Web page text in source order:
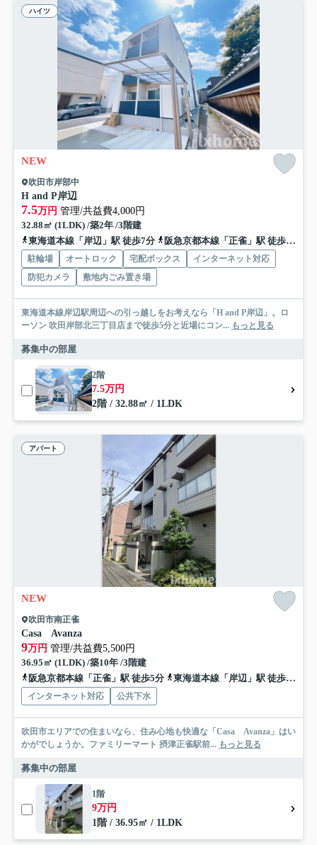
ハイツ
NEW
吹田市岸部中
H and P岸辺
7.5万円 管理/共益費4,000円
32.88㎡ (1LDK) /築2年 /3階建
東海道本線「岸辺」駅 徒歩7分
阪急京都本線「正雀」駅 徒歩17分
駐輪場 オートロック 宅配ボックス
インターネット対応
防犯カメラ
敷地内ごみ置き場
東海道本線岸辺駅周辺への引っ越しをお考えなら「H and P岸辺」。ロ
ーソン 吹田岸部北三丁目店まで徒歩5分と近場にコン... もっと見る
募集中の部屋
2階
7.5万円
2階 / 32.88㎡ / 1LDK
アパート
NEW
吹田市南正雀
Casa Avanza
9万円 管理/共益費5,500円
36.95㎡ (1LDK) /築10年 /3階建
阪急京都本線「正雀」駅 徒歩5分
東海道本線「岸辺」駅 徒歩9分
インターネット対応 公共下水
吹田市エリアでの住まいなら、住み心地も快適な「Casa Avanza」はい
かがでしょうか。ファミリーマート 摂津正雀駅前... もっと見る
募集中の部屋
1階
9万円
1階 / 36.95㎡ / 1LDK